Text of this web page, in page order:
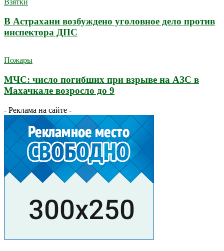
В Астрахани возбуждено уголовное дело против
инспектора ДПС
Пожары
МЧС: число погибших при взрыве на АЗС в
Махачкале возросло до 9
- Реклама на сайте -